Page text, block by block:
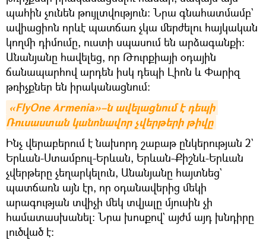
պահին չունեն թույլտվություն։ Նրա գնահատմամբ`
ավիացիոն որևէ պատճառ չկա մերժելու հայկական
կողմի դիմումը, ուստի սպասում են արձագանքի։
Անանյանը հավելեց, որ Թուրքիայի օդային
ճանապարհով արդեն իսկ դեպի Լիոն և Փարիզ
թռիչքներ են իրականացնում։
«FlyOne Armenia»–ն ավելացնում է դեպի
Ռուսաստան կանոնավոր չվերթերի թիվը
Ինչ վերաբերում է նախորդ շաբաթ ընկերության 2`
Երևան-Ստամբուլ-Երևան, Երևան-Քիշնև-Երևան
չվերթերը չեղարկելուն, Անանյանը հայտնեց`
պատճառն այն էր, որ օդանավերից մեկի
արագության տվիչի մեկ տվյալը մյուսին չի
համատասխանել։ Նրա խոսքով` այժմ այդ խնդիրը
լուծված է։